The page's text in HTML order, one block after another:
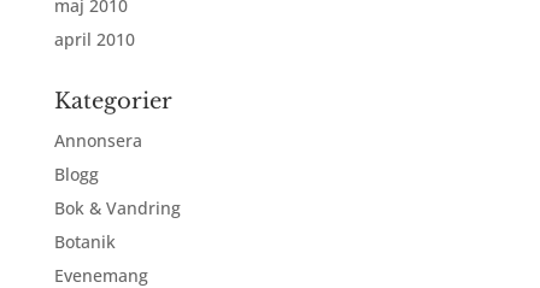
maj 2010
april 2010
Kategorier
Annonsera
Blogg
Bok & Vandring
Botanik
Evenemang